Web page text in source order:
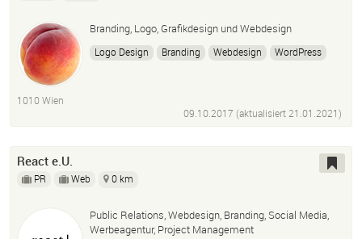
Branding, Logo, Grafikdesign und Webdesign
Logo Design Branding Webdesign
WordPress
1010 Wien
09.10.2017 (aktualisiert21.01.2021)
React e.U.
PR Web 0 km
Public Relations, Webdesign, Branding, Social Media,
Werbeagentur, Project Management